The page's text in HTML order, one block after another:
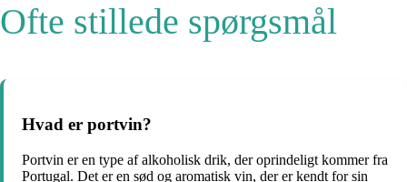
Ofte stillede spørgsmål
Hvad er portvin?
Portvin er en type af alkoholisk drik, der oprindeligt kommer fra
Portugal. Det er en sød og aromatisk vin, der er kendt for sin